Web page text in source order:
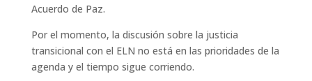
Acuerdo de Paz.
Por el momento, la discusión sobre la justicia
transicional con el ELN no está en las prioridades de la
agenda y el tiempo sigue corriendo.